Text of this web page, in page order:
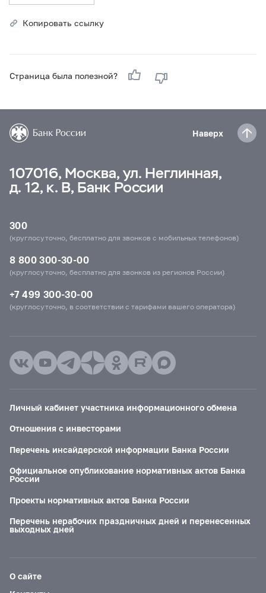
Копировать ссылку
Страница была полезной?
Наверх
107016, Москва, ул. Неглинная,
д. 12, к. В, Банк России
300
(круглосуточно, бесплатно для звонков с мобильных телефонов)
8 800 300-30-00
(круглосуточно, бесплатно для звонков из регионов России)
+7 499 300-30-00
(круглосуточно, в соответствии с тарифами вашего оператора)
Личный кабинет участника информационного обмена
Отношения с инвесторами
Перечень инсайдерской информации Банка России
Официальное опубликование нормативных актов Банка
России
Проекты нормативных актов Банка России
Перечень нерабочих праздничных дней и перенесенных
выходных дней
О сайте